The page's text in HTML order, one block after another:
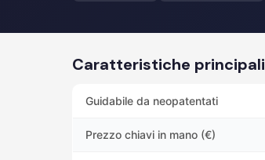
Caratteristiche principali
Guidabile da neopatentati
Prezzo chiavi in mano (€)